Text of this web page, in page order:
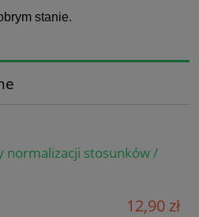
stanie.
normalizacji stosunków /
12,90 zł